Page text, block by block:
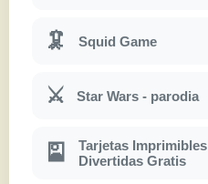
🦑 Squid Game
⚔ Star Wars - parodia
🎴
Tarjetas Imprimibles
Divertidas Gratis